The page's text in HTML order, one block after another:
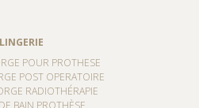
LINGERIE
POUR PROTHESE
POST OPERATOIRE
RADIOTHÉRAPIE
BAIN PROTHÈSE